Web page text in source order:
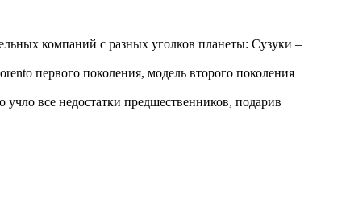
компаний с разных уголков планеты: Сузуки –
первого поколения, модель второго поколения
все недостатки предшественников, подарив